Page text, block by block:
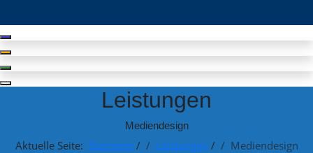
Leistungen
Mediendesign
Aktuelle Seite: Startseite/ Leistungen / Mediendesign